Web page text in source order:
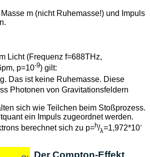
m (nicht Ruhemasse!) und Impuls
Licht (Frequenz f=688THz,
p=10-9) gilt:
Das ist keine Ruhemasse. Diese
Photonen von Gravitationsfeldern
sich wie Teilchen beim Stoßprozess.
ein Impuls zugeordnet werden.
berechnet sich zu p=h/λ=1,972*10-
Der Compton-Effekt